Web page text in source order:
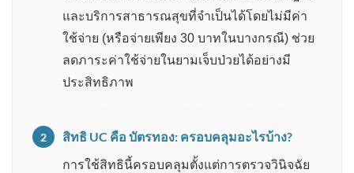
และบริการสาธารณสุขที่จำเป็นได้โดยไม่มีค่า
ใช้จ่าย (หรือจ่ายเพียง 30 บาทในบางกรณี) ช่วย
ลดภาระค่าใช้จ่ายในยามเจ็บป่วยได้อย่างมี
ประสิทธิภาพ
2 สิทธิ UC คือ บัตรทอง: ครอบคลุมอะไรบ้าง?
การใช้สิทธินี้ครอบคลุมตั้งแต่การตรวจวินิจฉัย